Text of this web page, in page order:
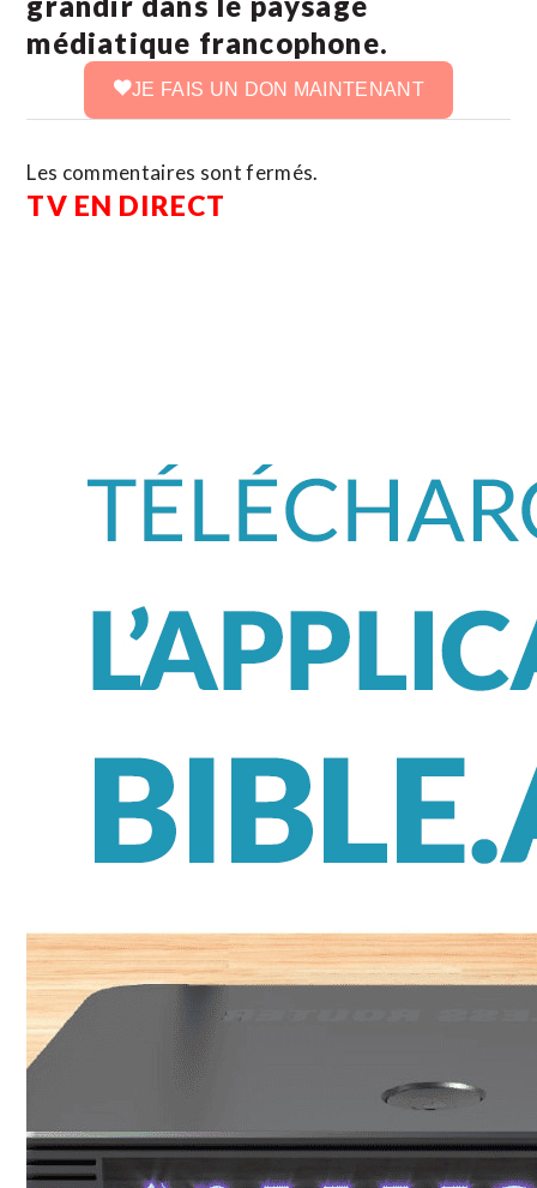
médiatique francophone.
JE FAIS UN DON MAINTENANT
Les commentaires sont fermés.
TV EN DIRECT